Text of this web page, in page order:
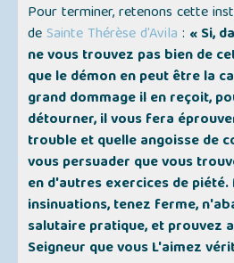
Pour terminer, retenons cette
deSainte Thérèse d'Avila : « Si,
ne vous trouvez pas bien de
que le démon en peut être la
grand dommage il en reçoit,
détourner, il vous fera
trouble et quelle angoisse de
vous persuader que vous
en d'autres exercices de piété.
insinuations, tenez ferme,
salutaire pratique, et prouvez
Seigneur que vous L'aimez